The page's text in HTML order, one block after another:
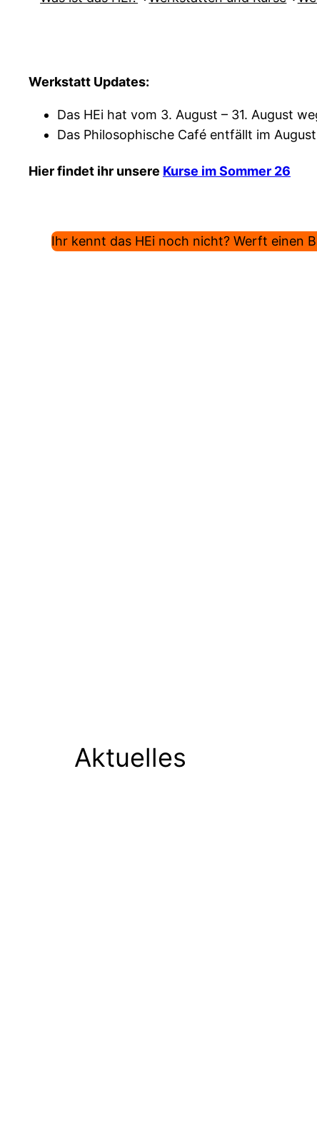
Werkstatt Updates:
Das HEi hat vom 3. August – 31. August
Das Philosophische Café entfällt im
Hier findet ihr unsere Kurse im Sommer 26
Ihr kennt das HEi noch nicht? Werft einen
Aktuelles